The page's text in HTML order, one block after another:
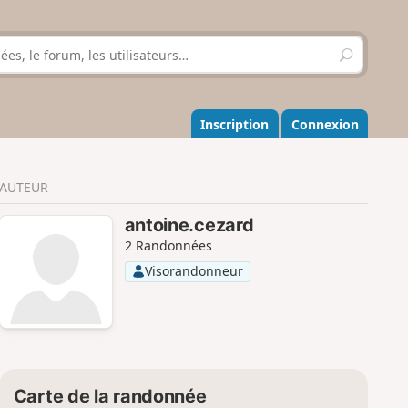
R
e
h
e
r
r
Inscription Connexion
AUTEUR
antoine.cezard
2 Randonnées
Visorandonneur
Carte de la randonnée